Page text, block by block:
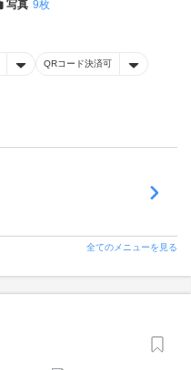
写真 9枚
QRコード決済可
全てのメニューを見る